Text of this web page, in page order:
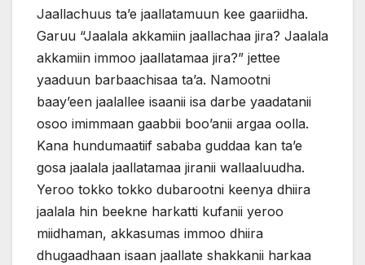
Jaallachuus ta’e jaallatamuun kee gaariidha.
Garuu “Jaalala akkamiin jaallachaa jira? Jaalala
akkamiin immoo jaallatamaa jira?” jettee
yaaduun barbaachisaa ta’a. Namootni
baay’een jaalallee isaanii isa darbe yaadatanii
osoo imimmaan gaabbii boo’anii argaa oolla.
Kana hundumaatiif sababa guddaa kan ta’e
gosa jaalala jaallatamaa jiranii wallaaluudha.
Yeroo tokko tokko dubarootni keenya dhiira
jaalala hin beekne harkatti kufanii yeroo
miidhaman, akkasumas immoo dhiira
dhugaadhaan isaan jaallate shakkanii harkaa